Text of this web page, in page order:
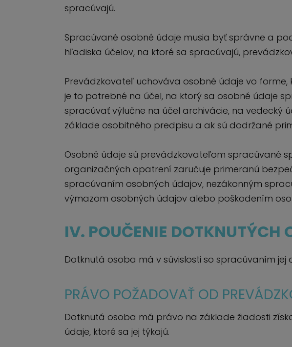
spracúvajú.
Spracúvané osobné údaje musia byť správne a
hľadiska účelov, na ktoré sa spracúvajú,
Prevádzkovateľ uchováva osobné údaje vo
je to potrebné na účel, na ktorý sa osobné údaje
spracúvať výlučne na účel archivácie, na vedecký
základe osobitného predpisu a ak sú dodržané
Osobné údaje sú prevádzkovateľom spracúvané
organizačných opatrení zaručuje primeranú
spracúvaním osobných údajov, nezákonným
výmazom osobných údajov alebo poškodením
IV. POUČENIE DOTKNUTÝCH
Dotknutá osoba má v súvislosti so spracúvaním
PRÁVO POŽADOVAŤ OD
Dotknutá osoba má právo na základe žiadosti
údaje, ktoré sa jej týkajú.